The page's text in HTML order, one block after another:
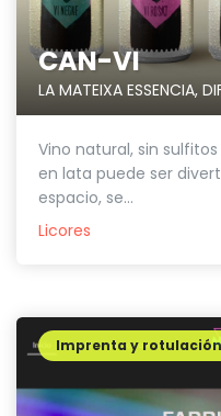
CAN-VI
LA MATEIXA ESSENCIA,
Vino natural, sin
en lata puede ser
espacio, se...
Licores
Imprenta y rotulación